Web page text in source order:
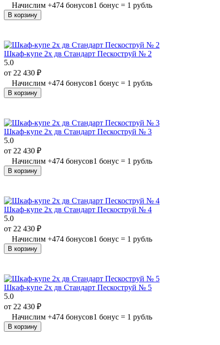
Начислим +474 бонусов1 бонус = 1 рубль
В корзину
Шкаф-купе 2х дв Стандарт Пескоструй № 2
5.0
от 22 430 ₽
Начислим +474 бонусов1 бонус = 1 рубль
В корзину
Шкаф-купе 2х дв Стандарт Пескоструй № 3
5.0
от 22 430 ₽
Начислим +474 бонусов1 бонус = 1 рубль
В корзину
Шкаф-купе 2х дв Стандарт Пескоструй № 4
5.0
от 22 430 ₽
Начислим +474 бонусов1 бонус = 1 рубль
В корзину
Шкаф-купе 2х дв Стандарт Пескоструй № 5
5.0
от 22 430 ₽
Начислим +474 бонусов1 бонус = 1 рубль
В корзину